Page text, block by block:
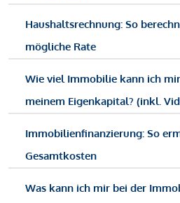
Haushaltsrechnung: So
mögliche Rate
Wie viel Immobilie kann ich
meinem Eigenkapital? (inkl.
Immobilienfinanzierung: So
Gesamtkosten
Was kann ich mir bei der